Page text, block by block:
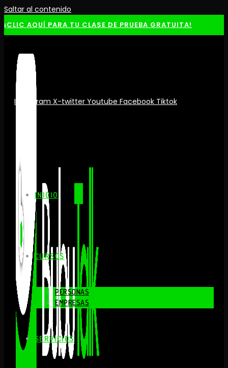
Saltar al contenido
¡CLIC AQUÍ PARA TU CLASE DE PRUEBA GRATUITA!
Instagram X-twitter Youtube Facebook Tiktok
INICIO
CURSOS
PERSONAS
EMPRESAS
SERVICIOS